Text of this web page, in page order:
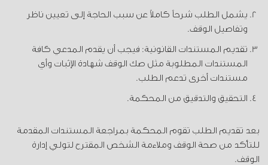
يشمل الطلب شرحاً كاملاً عن سبب الحاجة إلى تعيين ناظر
وتفاصيل الوقف.
تقديم المستندات القانونية: فيجب أن يقدم المدعي كافة
المستندات المطلوبة مثل صك الوقف شهادة الإثبات وأي
مستندات أخرى تدعم الطلب.
التحقيق والتدقيق من المحكمة.
بعد تقديم الطلب تقوم المحكمة بمراجعة المستندات المقدمة
للتأكد من صحة الوقف وملاءمة الشخص المقترح لتولي إدارة
الوقف.